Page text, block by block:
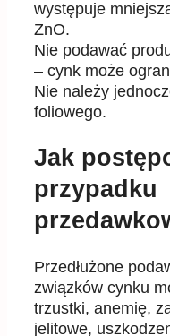
występuje
ZnO.
Nie podawać
– cynk może
Nie należy
foliowego.
Jak
przypadku
Przedłużone
związków cynku
trzustki, anemię,
jelitowe,